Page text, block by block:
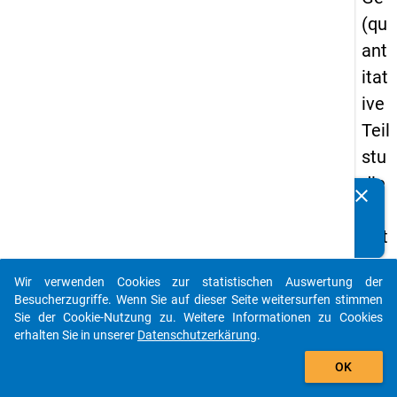
(qu
ant
itat
ive
Teil
stu
die
drit
te
We
lle
Details
clear
auto_stories
add_shopping_cart
Wir verwenden Cookies zur statistischen Auswertung der
Besucherzugriffe. Wenn Sie auf dieser Seite weitersurfen stimmen
Sie der Cookie-Nutzung zu. Weitere Informationen zu Cookies
erhalten Sie in unserer Datenschutzerkärung.
OK